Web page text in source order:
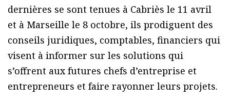
dernières se sont tenues à Cabriès le 11 avril
et à Marseille le 8 octobre, ils prodiguent des
conseils juridiques, comptables, financiers qui
visent à informer sur les solutions qui
s’offrent aux futures chefs d’entreprise et
entrepreneurs et faire rayonner leurs projets.